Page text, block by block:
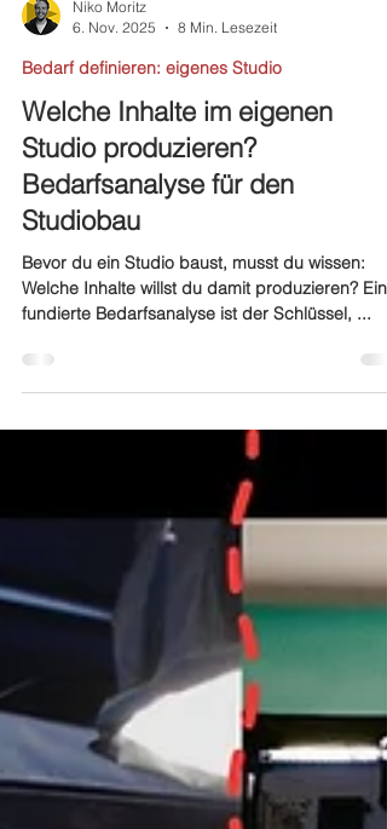
6. Nov. 2025
8 Min. Lesezeit
Bedarf definieren: eigenes Studio
Welche Inhalte im eigenen
Studio produzieren?
Bedarfsanalyse für den
Studiobau
Welche Inhalte willst du damit produzieren? Eine
fundierte Bedarfsanalyse ist der Schlüssel, ...